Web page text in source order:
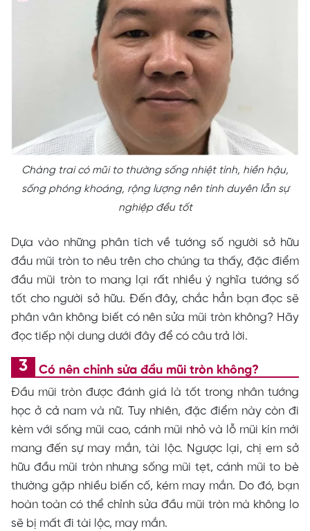
Chàng trai có mũi to thường sống nhiệt tình, hiền hậu,
sống phóng khoáng, rộng lượng nên tình duyên lẫn sự
nghiệp đều tốt
Dựa vào những phân tích về tướng số người sở hữu
đầu mũi tròn to nêu trên cho chúng ta thấy, đặc điểm
đầu mũi tròn to mang lại rất nhiều ý nghĩa tướng số
tốt cho người sở hữu. Đến đây, chắc hẳn bạn đọc sẽ
phân vân không biết có nên sửa mũi tròn không? Hãy
đọc tiếp nội dung dưới đây để có câu trả lời.
Có nên chỉnh sửa đầu mũi tròn không?
Đầu mũi tròn được đánh giá là tốt trong nhân tướng
học ở cả nam và nữ. Tuy nhiên, đặc điểm này còn đi
kèm với sống mũi cao, cánh mũi nhỏ và lỗ mũi kín mới
mang đến sự may mắn, tài lộc. Ngược lại, chị em sở
hữu đầu mũi tròn nhưng sống mũi tẹt, cánh mũi to bè
thường gặp nhiều biến cố, kém may mắn. Do đó, bạn
hoàn toàn có thể chỉnh sửa đầu mũi tròn mà không lo
sẽ bị mất đi tài lộc, may mắn.